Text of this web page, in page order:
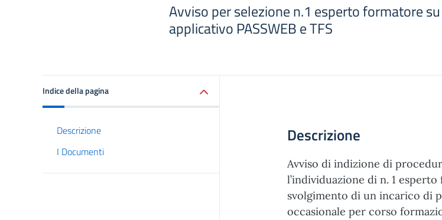
Avviso per selezione n.1 esperto formatore su
applicativo PASSWEB e TFS
Indice della pagina
Descrizione
I Documenti
Descrizione
Avviso di indizione di
l’individuazione di n. 1
svolgimento di un incarico di
occasionale per corso